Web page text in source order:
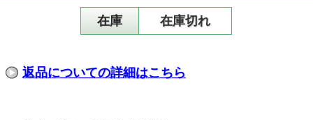
在庫 在庫切れ
返品についての詳細はこちら